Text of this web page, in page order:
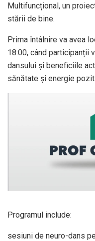
Multifuncțional, un
stării de bine.
Prima întâlnire va avea
18:00, când participanții
dansului și beneficiile
sănătate și energie
Programul include:
sesiuni de neuro-dans